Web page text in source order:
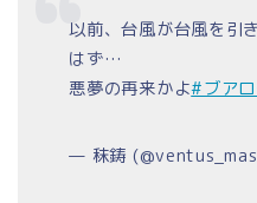
以前、台風が台風を引
はず…
悪夢の再来かよ#ブア
— 秣鋳